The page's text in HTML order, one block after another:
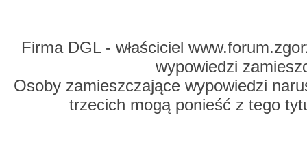
Firma DGL - właściciel
wypowiedzi
Osoby zamieszczające wypowiedzi
trzecich mogą ponieść z tego